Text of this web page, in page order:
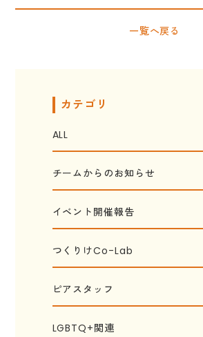
一覧へ戻る
カテゴリ
ALL
チームからのお知らせ
イベント開催報告
つくりけCo-Lab
ピアスタッフ
LGBTQ+関連